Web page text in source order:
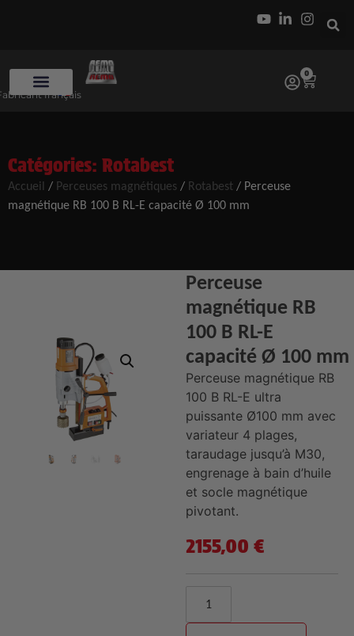
français
0
Catégories: Rotabest
Accueil / Perceuses magnétiques / Rotabest / Perceuse
magnétique RB 100 B RL-E capacité Ø 100 mm
Perceuse
magnétique RB
100 B RL-E
capacité Ø 100 mm
Perceuse magnétique RB
100 B RL-E ultra
puissante Ø100 mm avec
variateur 4 plages,
taraudage jusqu’à M30,
engrenage à bain d’huile
et socle magnétique
pivotant.
2155,00 €